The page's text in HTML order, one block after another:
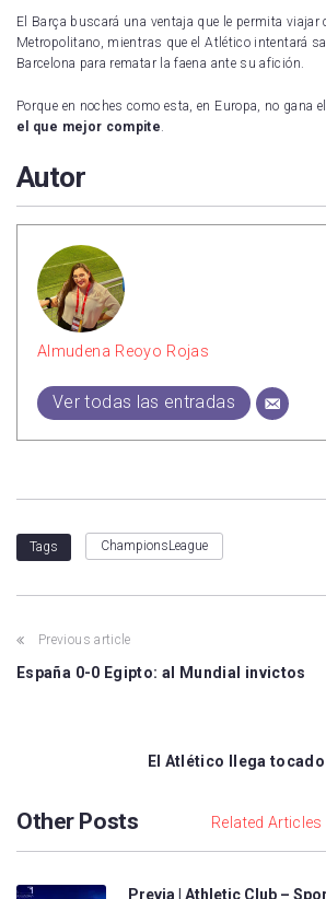
El Barça buscará una ventaja que le permita viajar
Metropolitano, mientras que el Atlético intentará
Barcelona para rematar la faena ante su afición.
Porque en noches como esta, en Europa, no gana
el que mejor compite.
Autor
Almudena Reoyo Rojas
Ver todas las entradas
Tags ChampionsLeague
Previous article
España 0-0 Egipto: al Mundial invictos
El Atlético llega
Other Posts Related Articles
Previa | Athletic Club –